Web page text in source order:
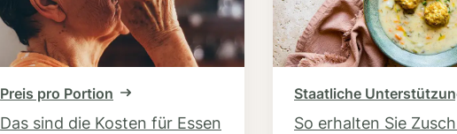
Preis pro Portion
Das sind die Kosten für Essen
Staatliche
So erhalten Sie